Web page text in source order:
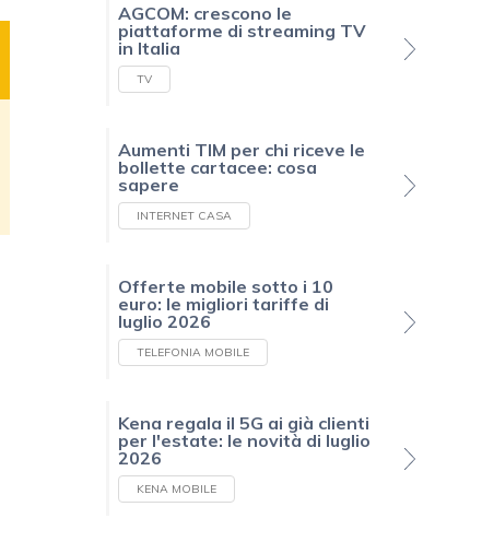
AGCOM: crescono le
piattaforme di streaming TV
in Italia
TV
Aumenti TIM per chi riceve le
bollette cartacee: cosa
sapere
INTERNET CASA
Offerte mobile sotto i 10
euro: le migliori tariffe di
luglio 2026
TELEFONIA MOBILE
Kena regala il 5G ai già clienti
per l'estate: le novità di luglio
2026
KENA MOBILE